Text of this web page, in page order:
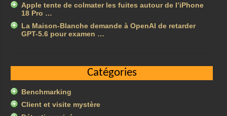
Apple tente de colmater les fuites autour de l’iPhone
18 Pro …
La Maison-Blanche demande à OpenAI de retarder
GPT-5.6 pour examen …
Catégories
Benchmarking
Client et visite mystère